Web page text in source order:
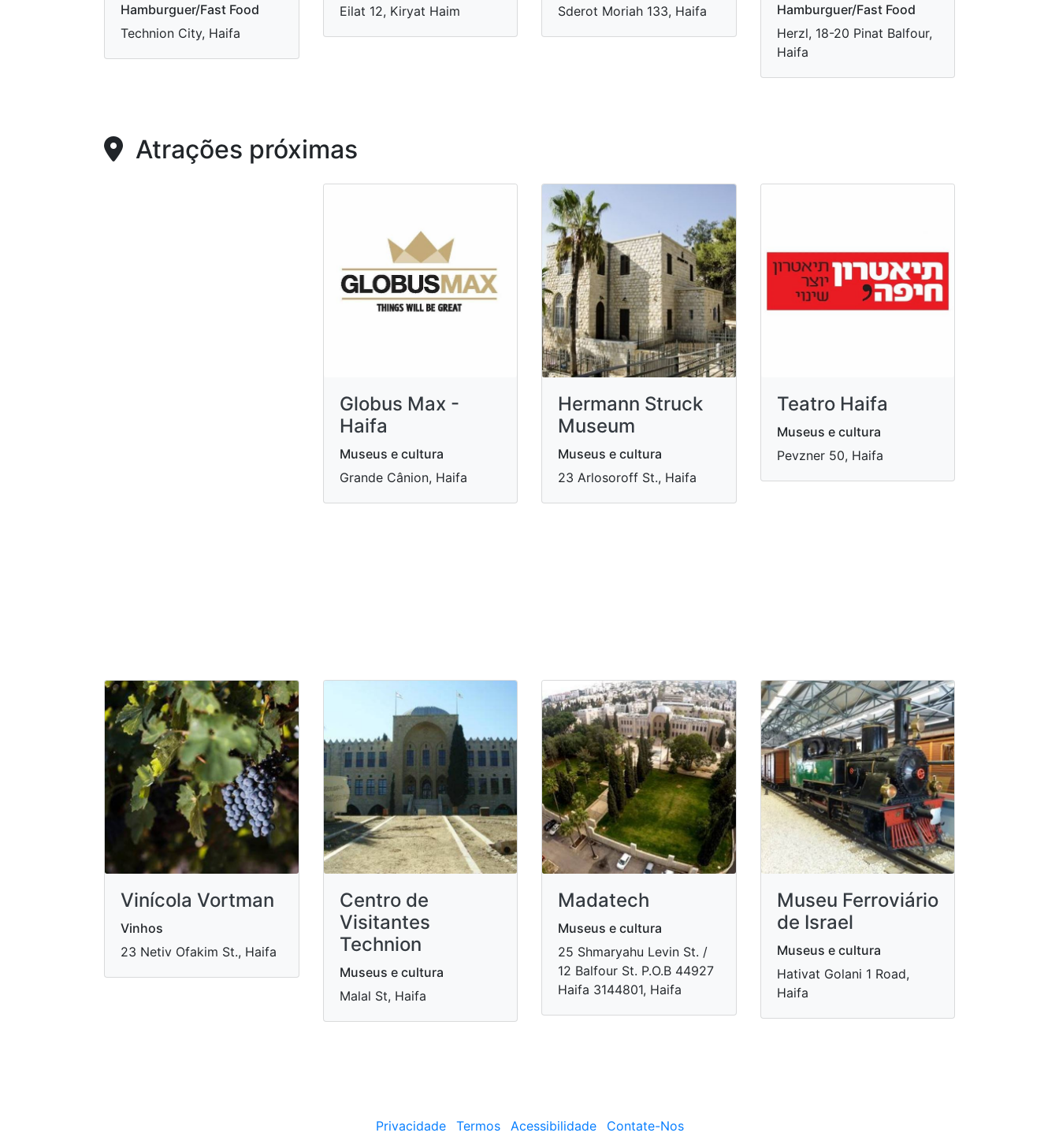
Hamburguer/Fast Food
Technion City, Haifa
Eilat 12, Kiryat Haim
Sderot Moriah 133, Haifa
Hamburguer/Fast Food
Herzl, 18-20 Pinat Balfour,
Haifa
Atrações próximas
Globus Max -
Haifa
Museus e cultura
Grande Cânion, Haifa
Hermann Struck
Museum
Museus e cultura
​23 Arlosoroff St., Haifa
Teatro Haifa
Museus e cultura
Pevzner 50, Haifa
Vinícola Vortman
Vinhos
23 Netiv Ofakim St., Haifa
Centro de
Visitantes
Technion
Museus e cultura
Malal St, Haifa
Madatech
Museus e cultura
​25 Shmaryahu Levin St. /
12 Balfour St. P.O.B 44927
Haifa 3144801, Haifa
Museu Ferroviário
de Israel
Museus e cultura
Hativat Golani 1 Road,
Haifa
Privacidade Termos Acessibilidade Contate-Nos